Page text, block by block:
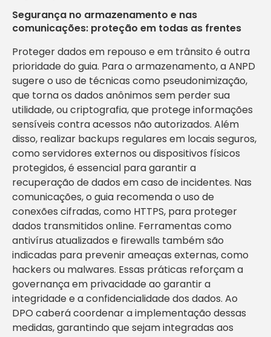
Segurança no armazenamento e nas
comunicações: proteção em todas as frentes
Proteger dados em repouso e em trânsito é outra
prioridade do guia. Para o armazenamento, a ANPD
sugere o uso de técnicas como pseudonimização,
que torna os dados anônimos sem perder sua
utilidade, ou criptografia, que protege informações
sensíveis contra acessos não autorizados. Além
disso, realizar backups regulares em locais seguros,
como servidores externos ou dispositivos físicos
protegidos, é essencial para garantir a
recuperação de dados em caso de incidentes. Nas
comunicações, o guia recomenda o uso de
conexões cifradas, como HTTPS, para proteger
dados transmitidos online. Ferramentas como
antivírus atualizados e firewalls também são
indicadas para prevenir ameaças externas, como
hackers ou malwares. Essas práticas reforçam a
governança em privacidade ao garantir a
integridade e a confidencialidade dos dados. Ao
DPO caberá coordenar a implementação dessas
medidas, garantindo que sejam integradas aos